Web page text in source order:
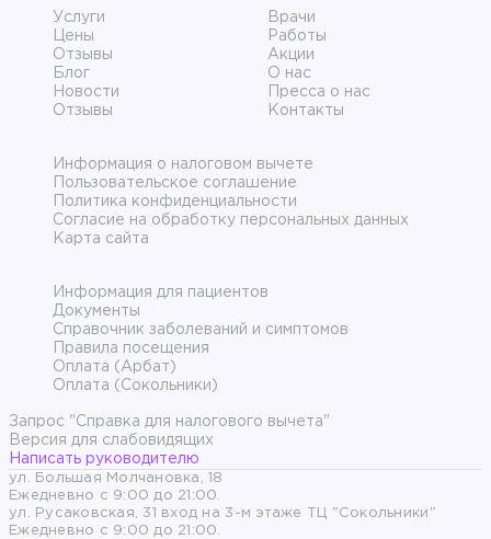
Услуги
Врачи
Цены
Работы
Отзывы
Акции
Блог
О нас
Новости
Пресса о нас
Отзывы
Контакты
Информация о налоговом вычете
Пользовательское соглашение
Политика конфиденциальности
Согласие на обработку персональных данных
Карта сайта
Информация для пациентов
Документы
Справочник заболеваний и симптомов
Правила посещения
Оплата (Арбат)
Оплата (Сокольники)
Запрос "Справка для налогового вычета"
Версия для слабовидящих
Написать руководителю
ул. Большая Молчановка, 18
Ежедневно с 9:00 до 21:00.
ул. Русаковская, 31 вход на 3-м этаже ТЦ "Сокольники"
Ежедневно с 9:00 до 21:00.